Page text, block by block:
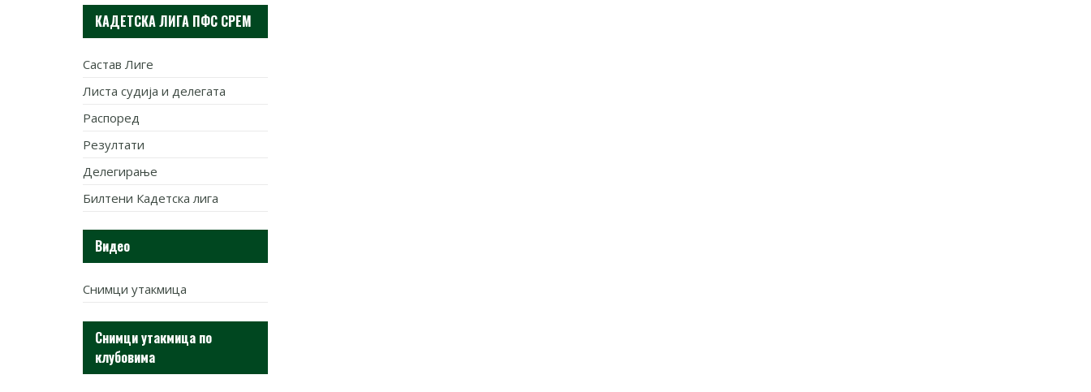
КАДЕТСКА ЛИГА ПФС СРЕМ
Састав Лиге
Листа судија и делегата
Распоред
Резултати
Делегирање
Билтени Кадетска лига
Видео
Снимци утакмица
Снимци утакмица по
клубовима